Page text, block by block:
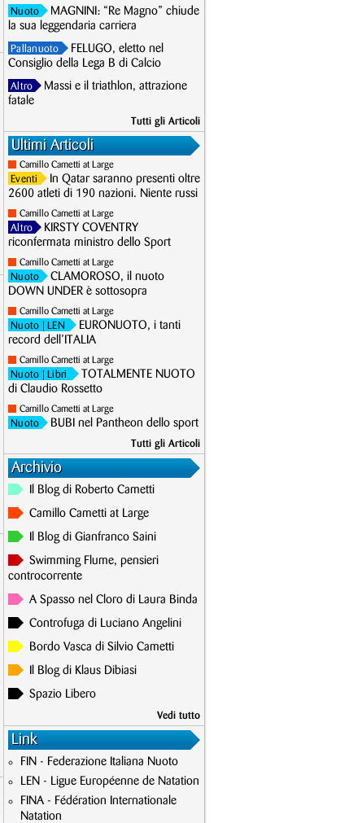
Nuoto
MAGNINI: “Re Magno” chiude
la sua leggendaria carriera
Pallanuoto
FELUGO, eletto nel
Consiglio della Lega B di Calcio
Altro
Massi e il triathlon, attrazione
fatale
Tutti gli Articoli
Ultimi Articoli
Camillo Cametti at Large
Eventi
In Qatar saranno presenti oltre
2600 atleti di 190 nazioni. Niente russi
Camillo Cametti at Large
Altro
KIRSTY COVENTRY
riconfermata ministro dello Sport
Camillo Cametti at Large
Nuoto
CLAMOROSO, il nuoto
DOWN UNDER è sottosopra
Camillo Cametti at Large
Nuoto | LEN
EURONUOTO, i tanti
record dell’ITALIA
Camillo Cametti at Large
Nuoto | Libri
TOTALMENTE NUOTO
di Claudio Rossetto
Camillo Cametti at Large
Nuoto BUBI nel Pantheon dello sport
Tutti gli Articoli
Archivio
Il Blog di Roberto Cametti
Camillo Cametti at Large
Il Blog di Gianfranco Saini
Swimming Flume, pensieri
controcorrente
A Spasso nel Cloro di Laura Binda
Controfuga di Luciano Angelini
Bordo Vasca di Silvio Cametti
Il Blog di Klaus Dibiasi
Spazio Libero
Vedi tutto
Link
FIN - Federazione Italiana Nuoto
LEN - Ligue Européenne de Natation
FINA - Fédération Internationale
Natation